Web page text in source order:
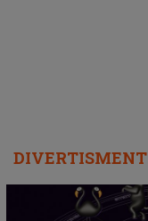
DIVERTISMENT